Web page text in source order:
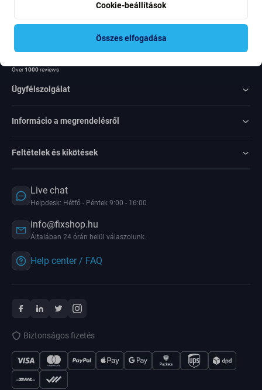
Over1000reviews
Ügyfélszolgálat
Informácio a megrendelésről
Feltételek és kikötések
Live chat
Helpdesk: Hétfő - Péntek 9:00 - 16:00
info@fixshop.hu
Általában 24 órán belül válaszolunk.
Help center / FAQ
Biztonságos fizetés
Cookie-beállítások
Összes elfogadása